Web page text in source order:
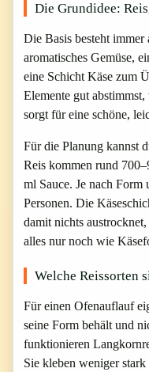
Die Grundidee:
Die Basis besteht immer
aromatisches Gemüse,
eine Schicht Käse zum
Elemente gut
sorgt für eine schöne,
Für die Planung kannst
Reis kommen rund
ml Sauce. Je nach
Personen. Die
damit nichts
alles nur noch wie
Welche Reissorten
Für einen Ofenauflauf
seine Form behält und
funktionieren
Sie kleben weniger